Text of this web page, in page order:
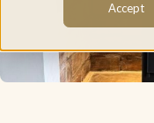
Accept